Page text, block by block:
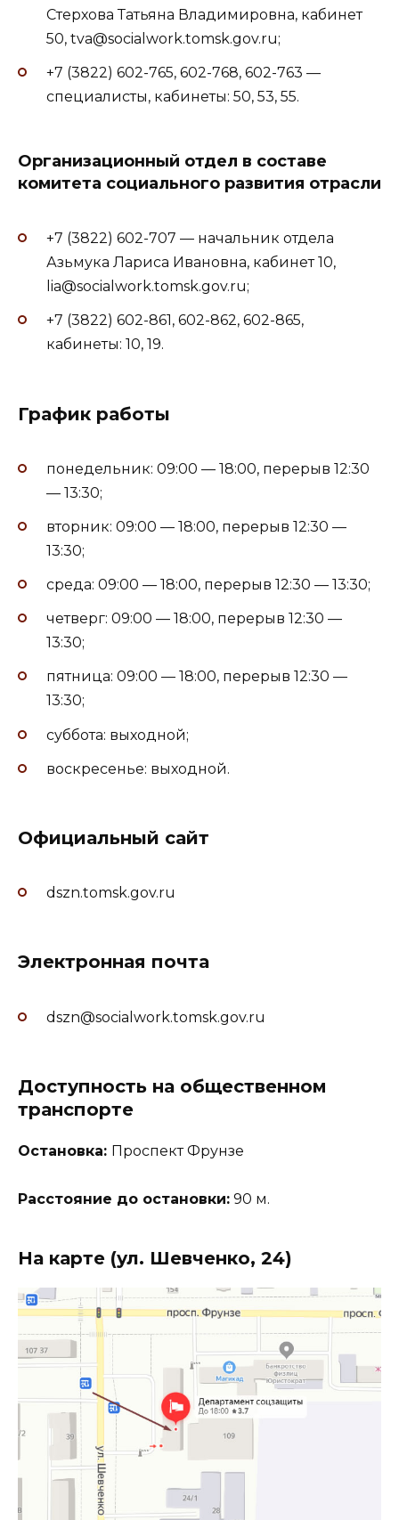
Стерхова Татьяна Владимировна, кабинет
50, tva@socialwork.tomsk.gov.ru;
+7 (3822) 602-765, 602-768, 602-763 —
специалисты, кабинеты: 50, 53, 55.
Организационный отдел в составе
комитета социального развития отрасли
+7 (3822) 602-707 — начальник отдела
Азьмука Лариса Ивановна, кабинет 10,
lia@socialwork.tomsk.gov.ru;
+7 (3822) 602-861, 602-862, 602-865,
кабинеты: 10, 19.
График работы
понедельник: 09:00 — 18:00, перерыв 12:30
— 13:30;
вторник: 09:00 — 18:00, перерыв 12:30 —
13:30;
среда: 09:00 — 18:00, перерыв 12:30 — 13:30;
четверг: 09:00 — 18:00, перерыв 12:30 —
13:30;
пятница: 09:00 — 18:00, перерыв 12:30 —
13:30;
суббота: выходной;
воскресенье: выходной.
Официальный сайт
dszn.tomsk.gov.ru
Электронная почта
dszn@socialwork.tomsk.gov.ru
Доступность на общественном
транспорте
Остановка: Проспект Фрунзе
Расстояние до остановки: 90 м.
На карте (ул. Шевченко, 24)